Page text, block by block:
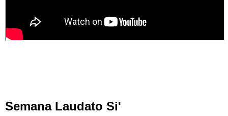
Semana Laudato Si'